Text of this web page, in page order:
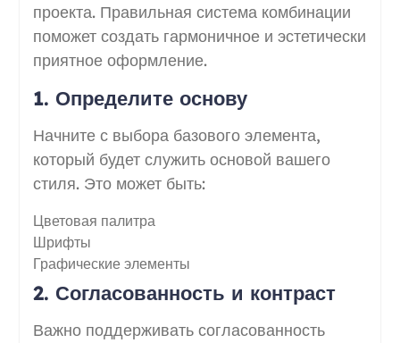
проекта. Правильная система комбинации
поможет создать гармоничное и эстетически
приятное оформление.
1. Определите основу
Начните с выбора базового элемента,
который будет служить основой вашего
стиля. Это может быть:
Цветовая палитра
Шрифты
Графические элементы
2. Согласованность и контраст
Важно поддерживать согласованность